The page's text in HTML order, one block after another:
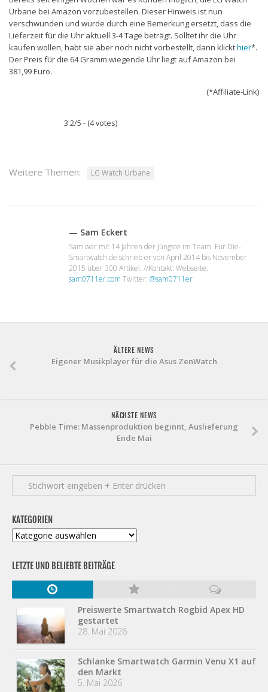
Urbane bei Amazon vorzubestellen. Dieser Hinweis ist nun
verschwunden und wurde durch eine Bemerkung ersetzt, dass die
Lieferzeit für die Uhr aktuell 3-4 Tage beträgt. Solltet ihr die Uhr
kaufen wollen, habt sie aber noch nicht vorbestellt, dann klickthier*.
Der Preis für die 64 Gramm wiegende Uhr liegt auf Amazon bei
381,99 Euro.
(*Affiliate-Link)
3.2/5 - (4 votes)
Weitere Themen: LG Watch Urbane
— Sam Eckert
Sam war mit 14 Jahren der Jüngste im Team. Für Die-
Smartwatch.de schrieb er von April 2014 bis November
2015 über 300 Artikel. //Kontakt: Webseite:
sam0711er.com Twitter: @sam0711er
ÄLTERE NEWS
Eigener Musikplayer für die Asus ZenWatch
NÄCHSTE NEWS
Pebble Time: Massenproduktion beginnt, Auslieferung
Ende Mai
KATEGORIEN
Kategorien
LETZTE UND BELIEBTE BEITRÄGE
Preiswerte Smartwatch Rogbid Apex HD
gestartet
28. Mai 2026
Schlanke Smartwatch Garmin Venu X1 auf
den Markt
5. Mai 2026